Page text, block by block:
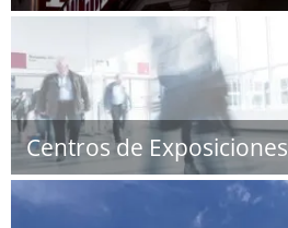
Centros de Exposiciones